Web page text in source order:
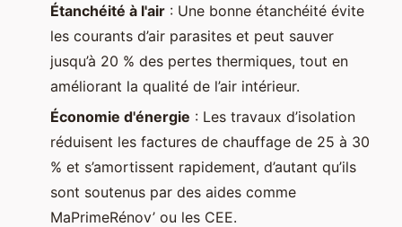
Étanchéité à l'air : Une bonne étanchéité évite
les courants d’air parasites et peut sauver
jusqu’à 20 % des pertes thermiques, tout en
améliorant la qualité de l’air intérieur.
Économie d'énergie : Les travaux d’isolation
réduisent les factures de chauffage de 25 à 30
% et s’amortissent rapidement, d’autant qu’ils
sont soutenus par des aides comme
MaPrimeRénov’ ou les CEE.